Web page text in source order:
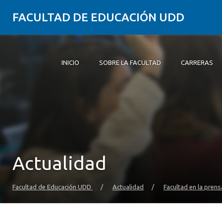
FACULTAD DE EDUCACIÓN UDD
INICIO SOBRE LA FACULTAD CARRERAS
Postgrado y Educación Continua
Actualidad
Facultad de Educación UDD / Actualidad / Facultad en la